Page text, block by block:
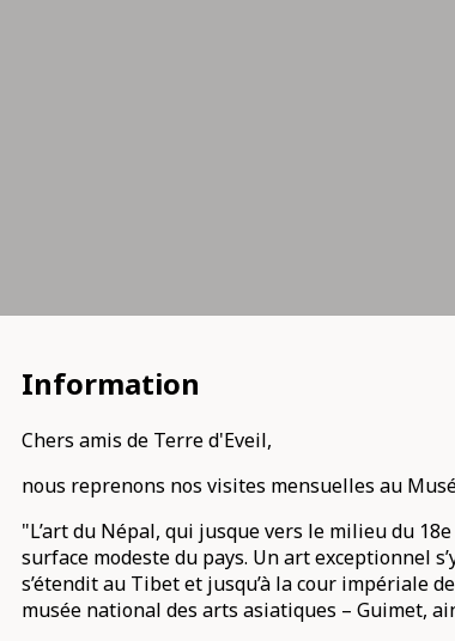
Information
Chers amis de Terre d'Eveil,
nous reprenons nos visites mensuelles au
"L’art du Népal, qui jusque vers le milieu du
surface modeste du pays. Un art exceptionnel
s’étendit au Tibet et jusqu’à la cour impériale
musée national des arts asiatiques – Guimet,